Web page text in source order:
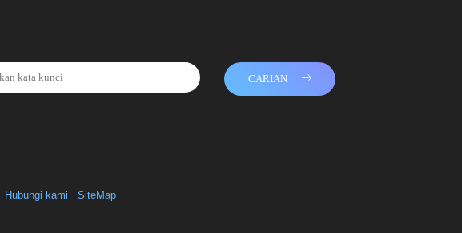
CARIAN
Hubungi kami SiteMap